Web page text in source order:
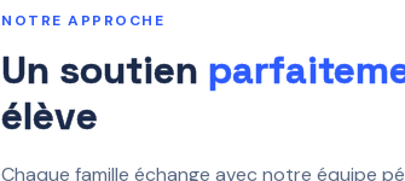
NOTRE APPROCHE
Un soutien
élève
Chaque famille échange avec notre équipe